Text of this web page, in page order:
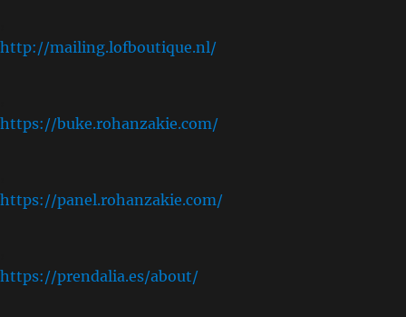
http://mailing.lofboutique.nl/
https://buke.rohanzakie.com/
https://panel.rohanzakie.com/
https://prendalia.es/about/